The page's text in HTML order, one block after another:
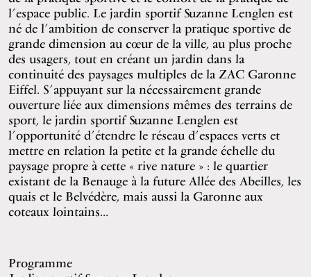
l’espace public. Le jardin sportif Suzanne Lenglen est
né de l’ambition de conserver la pratique sportive de
grande dimension au cœur de la ville, au plus proche
des usagers, tout en créant un jardin dans la
continuité des paysages multiples de la ZAC Garonne
Eiffel. S’appuyant sur la nécessairement grande
ouverture liée aux dimensions mêmes des terrains de
sport, le jardin sportif Suzanne Lenglen est
l’opportunité d’étendre le réseau d’espaces verts et
mettre en relation la petite et la grande échelle du
paysage propre à cette « rive nature » : le quartier
existant de la Benauge à la future Allée des Abeilles, les
quais et le Belvédère, mais aussi la Garonne aux
coteaux lointains...
Programme